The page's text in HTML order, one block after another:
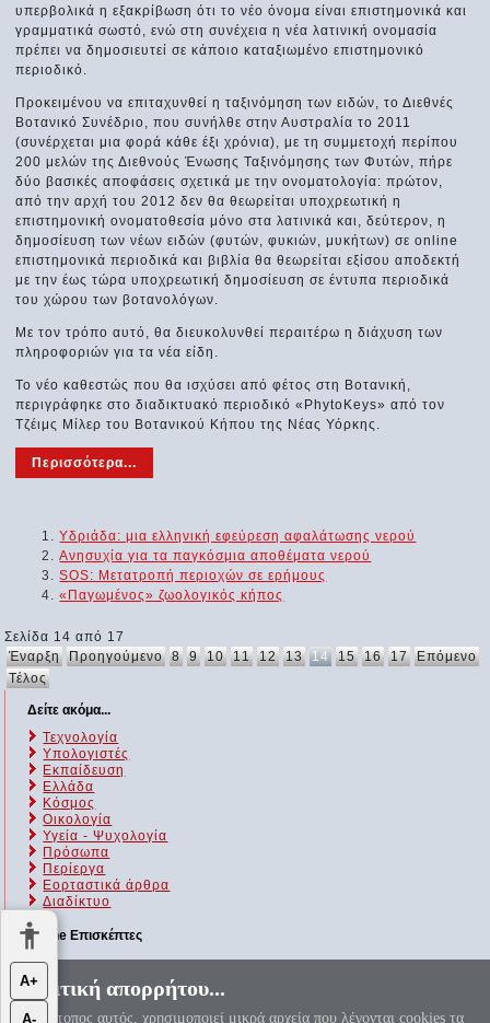
υπερβολικά η εξακρίβωση ότι το νέο όνομα είναι επιστημονικά και
γραμματικά σωστό, ενώ στη συνέχεια η νέα λατινική ονομασία
πρέπει να δημοσιευτεί σε κάποιο καταξιωμένο επιστημονικό
περιοδικό.
Προκειμένου να επιταχυνθεί η ταξινόμηση των ειδών, το Διεθνές
Βοτανικό Συνέδριο, που συνήλθε στην Αυστραλία το 2011
(συνέρχεται μια φορά κάθε έξι χρόνια), με τη συμμετοχή περίπου
200 μελών της Διεθνούς Ένωσης Ταξινόμησης των Φυτών, πήρε
δύο βασικές αποφάσεις σχετικά με την ονοματολογία: πρώτον,
από την αρχή του 2012 δεν θα θεωρείται υποχρεωτική η
επιστημονική ονοματοθεσία μόνο στα λατινικά και, δεύτερον, η
δημοσίευση των νέων ειδών (φυτών, φυκιών, μυκήτων) σε online
επιστημονικά περιοδικά και βιβλία θα θεωρείται εξίσου αποδεκτή
με την έως τώρα υποχρεωτική δημοσίευση σε έντυπα περιοδικά
του χώρου των βοτανολόγων.
Με τον τρόπο αυτό, θα διευκολυνθεί περαιτέρω η διάχυση των
πληροφοριών για τα νέα είδη.
Το νέο καθεστώς που θα ισχύσει από φέτος στη Βοτανική,
περιγράφηκε στο διαδικτυακό περιοδικό «PhytoKeys» από τον
Τζέιμς Μίλερ του Βοτανικού Κήπου της Νέας Υόρκης.
Περισσότερα...
Υδριάδα: μια ελληνική εφεύρεση αφαλάτωσης νερού
Ανησυχία για τα παγκόσμια αποθέματα νερού
SOS: Μετατροπή περιοχών σε ερήμους
«Παγωμένος» ζωολογικός κήπος
Σελίδα 14 από 17
Έναρξη Προηγούμενο 8 9 10 11 12 13 14 15 16 17 Επόμενο
Τέλος
Δείτε ακόμα...
Τεχνολογία
Υπολογιστές
Εκπαίδευση
Ελλάδα
Κόσμος
Οικολογία
Υγεία - Ψυχολογία
Πρόσωπα
Περίεργα
Εορταστικά άρθρα
Διαδίκτυο
Online Επισκέπτες
Αυτήν τη στιγμή επισκέπτονται τον ιστότοπό μας 205 guests και
κανένα μέλος
Πολιτική απορρήτου...
Ο ιστότοπος αυτός, χρησιμοποιεί μικρά αρχεία που λέγονται cookies τα
Α+
Α-